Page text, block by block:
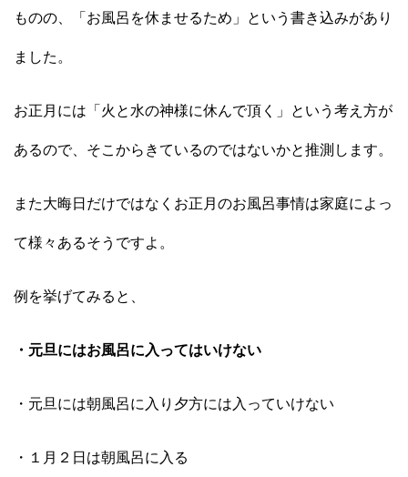
ものの、「お風呂を休ませるため」という書き込みがあり
ました。
お正月には「火と水の神様に休んで頂く」という考え方が
あるので、そこからきているのではないかと推測します。
また大晦日だけではなくお正月のお風呂事情は家庭によっ
て様々あるそうですよ。
例を挙げてみると、
・元旦にはお風呂に入ってはいけない
・元旦には朝風呂に入り夕方には入っていけない
・１月２日は朝風呂に入る